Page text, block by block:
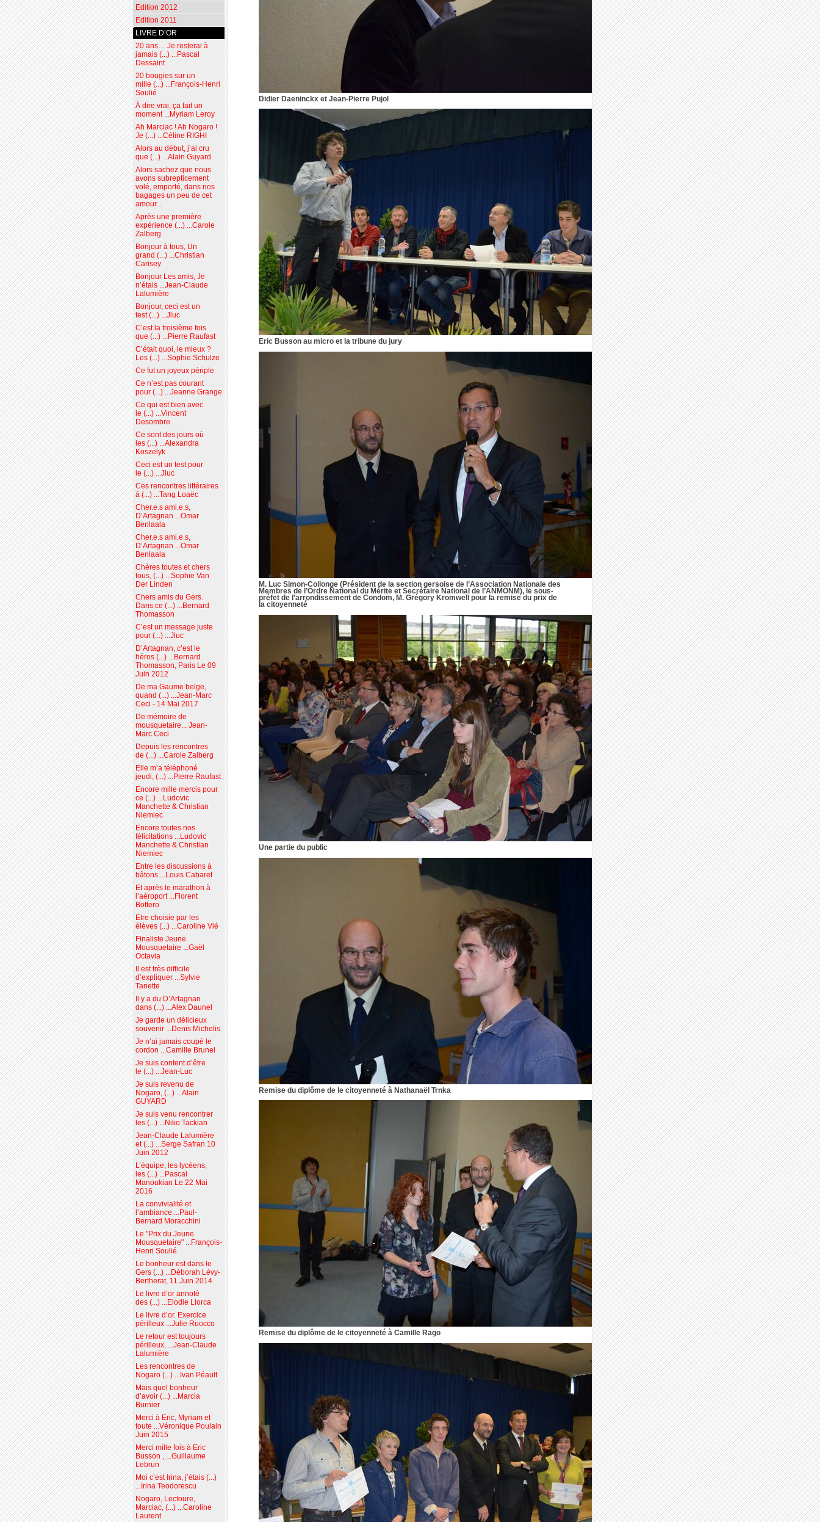
Didier Daeninckx et Jean-Pierre Pujol
Eric Busson au micro et la tribune du jury
M. Luc Simon-Collonge (Président de la section gersoise de l’Association Nationale des
Membres de l’Ordre National du Mérite et Secrétaire National de l’ANMONM), le sous-
préfet de l’arrondissement de Condom, M. Grégory Kromwell pour la remise du prix de
la citoyenneté
Une partie du public
Remise du diplôme de le citoyenneté à Nathanaël Trnka
Remise du diplôme de le citoyenneté à Camille Rago
Edition 2012
Edition 2011
LIVRE D’OR
20 ans… Je resterai à
jamais (...) ...Pascal
Dessaint
20 bougies sur un
mille (...) ...François-Henri
Soulié
À dire vrai, ça fait un
moment ...Myriam Leroy
Ah Marciac ! Ah Nogaro !
Je (...) ...Céline RIGHI
Alors au début, j’ai cru
que (...) ...Alain Guyard
Alors sachez que nous
avons subrepticement
volé, emporté, dans nos
bagages un peu de cet
amour...
Après une première
expérience (...) ...Carole
Zalberg
Bonjour à tous, Un
grand (...) ...Christian
Carisey
Bonjour Les amis, Je
n’étais ...Jean-Claude
Lalumière
Bonjour, ceci est un
test (...) ...Jluc
C’est la troisième fois
que (...) ...Pierre Raufast
C’était quoi, le mieux ?
Les (...) ...Sophie Schulze
Ce fut un joyeux périple
Ce n’est pas courant
pour (...) ...Jeanne Grange
Ce qui est bien avec
le (...) ...Vincent
Desombre
Ce sont des jours où
les (...) ...Alexandra
Koszelyk
Ceci est un test pour
le (...) ...Jluc
Ces rencontres littéraires
à (...) ...Tang Loaëc
Cher.e.s ami.e.s,
D’Artagnan ...Omar
Benlaala
Cher.e.s ami.e.s,
D’Artagnan ...Omar
Benlaala
Chères toutes et chers
tous, (...) ...Sophie Van
Der Linden
Chers amis du Gers.
Dans ce (...) ...Bernard
Thomasson
C’est un message juste
pour (...) ...Jluc
D’Artagnan, c’est le
héros (...) ...Bernard
Thomasson, Paris Le 09
Juin 2012
De ma Gaume belge,
quand (...) ...Jean-Marc
Ceci - 14 Mai 2017
De mémoire de
mousquetaire... Jean-
Marc Ceci
Depuis les rencontres
de (...) ...Carole Zalberg
Elle m’a téléphoné
jeudi, (...) ...Pierre Raufast
Encore mille mercis pour
ce (...) ...Ludovic
Manchette & Christian
Niemiec
Encore toutes nos
félicitations ...Ludovic
Manchette & Christian
Niemiec
Entre les discussions à
bâtons ...Louis Cabaret
Et après le marathon à
l’aéroport ...Florent
Bottero
Etre choisie par les
élèves (...) ...Caroline Vié
Finaliste Jeune
Mousquetaire ...Gaël
Octavia
Il est très difficile
d’expliquer ...Sylvie
Tanette
Il y a du D’Artagnan
dans (...) ...Alex Daunel
Je garde un délicieux
souvenir ...Denis Michelis
Je n’ai jamais coupé le
cordon ...Camille Brunel
Je suis content d’être
le (...) ...Jean-Luc
Je suis revenu de
Nogaro, (...) ...Alain
GUYARD
Je suis venu rencontrer
les (...) ...Niko Tackian
Jean-Claude Lalumière
et (...) ...Serge Safran 10
Juin 2012
L’équipe, les lycéens,
les (...) ...Pascal
Manoukian Le 22 Mai
2016
La convivialité et
l’ambiance ...Paul-
Bernard Moracchini
Le "Prix du Jeune
Mousquetaire" ...François-
Henri Soulié
Le bonheur est dans le
Gers (...) ...Déborah Lévy-
Bertherat, 11 Juin 2014
Le livre d’or annoté
des (...) ...Elodie Llorca
Le livre d’or. Exercice
périlleux ...Julie Ruocco
Le retour est toujours
périlleux, ...Jean-Claude
Lalumière
Les rencontres de
Nogaro (...) ...Ivan Péault
Mais quel bonheur
d’avoir (...) ...Marcia
Burnier
Merci à Eric, Myriam et
toute ...Véronique Poulain
Juin 2015
Merci mille fois à Eric
Busson , ...Guillaume
Lebrun
Moi c’est Irina, j’étais (...)
...Irina Teodorescu
Nogaro, Lectoure,
Marciac, (...) ...Caroline
Laurent